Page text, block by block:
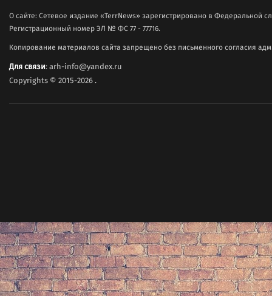
О сайте: Сетевое издание «TerrNews» зарегистрировано в Федеральной
Регистрационный номер ЭЛ № ФС 77 - 77716.
Копирование материалов сайта запрещено без письменного согласия
Для связи: arh-info@yandex.ru
Copyrights © 2015-2026.